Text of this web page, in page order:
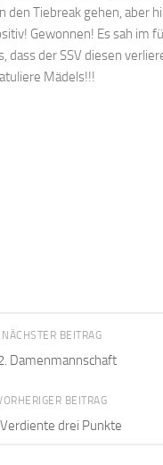
den Tiebreak gehen, aber
Gewonnen! Es sah im
dass der SSV diesen
Mädels!!!
NÄCHSTER BEITRAG
Damenmannschaft
BEITRAG
Verdiente drei Punkte